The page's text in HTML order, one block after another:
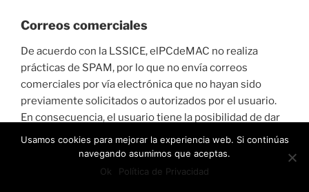
Correos comerciales
De acuerdo con la LSSICE, elPCdeMAC no realiza
prácticas de SPAM, por lo que no envía correos
comerciales por vía electrónica que no hayan sido
previamente solicitados o autorizados por el usuario.
En consecuencia, el usuario tiene la posibilidad de dar
su consentimiento expreso para recibir información de
respuesta a su comunicación, con independencia de la
información comercial puntualmente solicitada.
Usamos cookies para mejorar la experiencia web. Si continúas
navegando asumimos que aceptas.
Ok
Política de Privacidad